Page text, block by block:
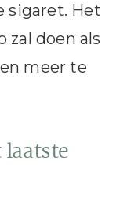
sigaret. Het
zal doen als
meer te